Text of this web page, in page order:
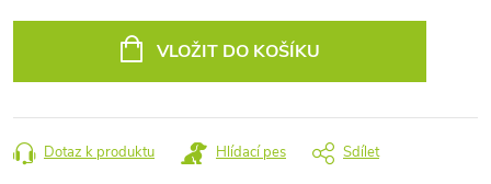
VLOŽIT DO KOŠÍKU
Dotaz k produktu Hlídací pes Sdílet